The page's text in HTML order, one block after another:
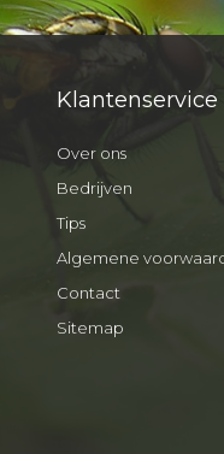
Klantenservice
Over ons
Bedrijven
Tips
Algemene
Contact
Sitemap